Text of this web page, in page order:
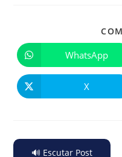
WhatsApp
X
🔊 Escutar Post